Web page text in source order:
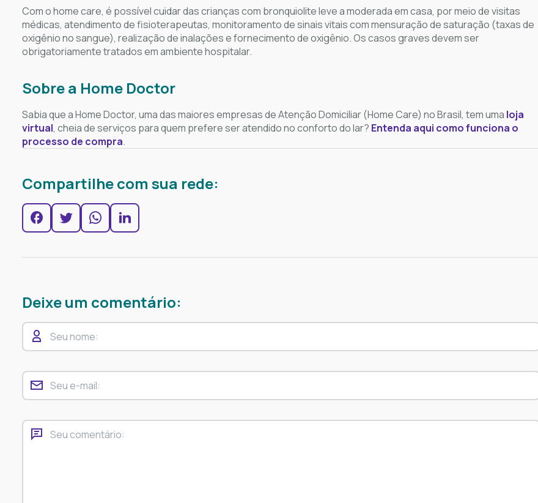
Com o home care, é possível cuidar das crianças com bronquiolite leve a moderada em casa, por meio de visitas
médicas, atendimento de fisioterapeutas, monitoramento de sinais vitais com mensuração de saturação (taxas de
oxigênio no sangue), realização de inalações e fornecimento de oxigênio. Os casos graves devem ser
obrigatoriamente tratados em ambiente hospitalar.
Sobre a Home Doctor
Sabia que a Home Doctor, uma das maiores empresas de Atenção Domiciliar (Home Care) no Brasil, tem uma loja
virtual, cheia de serviços para quem prefere ser atendido no conforto do lar? Entenda aqui como funciona o
processo de compra.
Compartilhe com sua rede:
Deixe um comentário: